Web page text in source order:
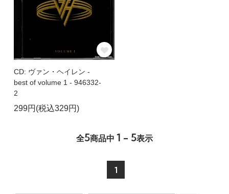
CD: ヴァン・ヘイレン -
best of volume 1 - 946332-
2
299円(税込329円)
全5商品中 1 - 5表示
1